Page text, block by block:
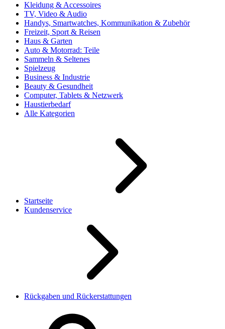
Kleidung & Accessoires
TV, Video & Audio
Handys, Smartwatches, Kommunikation & Zubehör
Freizeit, Sport & Reisen
Haus & Garten
Auto & Motorrad: Teile
Sammeln & Seltenes
Spielzeug
Business & Industrie
Beauty & Gesundheit
Computer, Tablets & Netzwerk
Haustierbedarf
Alle Kategorien
Startseite
Kundenservice
Rückgaben und Rückerstattungen